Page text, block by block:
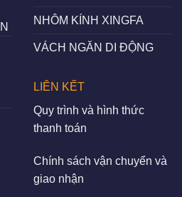
NHÔM KÍNH XINGFA
VÁCH NGĂN DI ĐỘNG
LIÊN KẾT
Quy trình và hình thức
thanh toán
Chính sách vận chuyển và
giao nhận